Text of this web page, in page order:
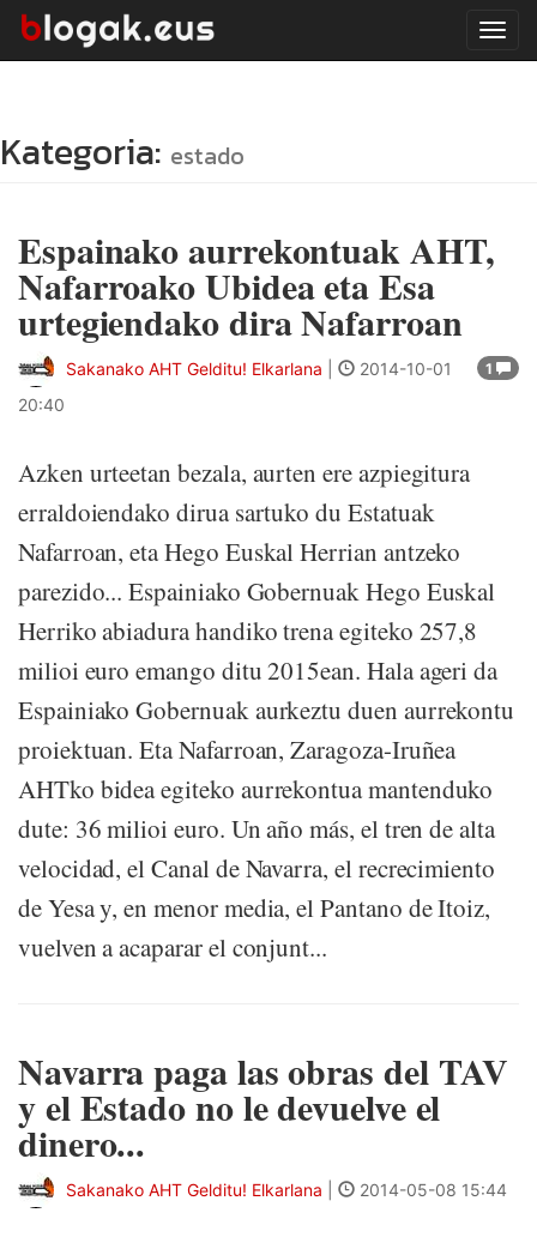
Kategoria: estado
Espainako aurrekontuak AHT,
Nafarroako Ubidea eta Esa
urtegiendako dira Nafarroan
1
Sakanako AHT Gelditu! Elkarlana
2014-10-01
20:40
Azken urteetan bezala, aurten ere azpiegitura
erraldoiendako dirua sartuko du Estatuak
Nafarroan, eta Hego Euskal Herrian antzeko
parezido... Espainiako Gobernuak Hego Euskal
Herriko abiadura handiko trena egiteko 257,8
milioi euro emango ditu 2015ean. Hala ageri da
Espainiako Gobernuak aurkeztu duen aurrekontu
proiektuan. Eta Nafarroan, Zaragoza-Iruñea
AHTko bidea egiteko aurrekontua mantenduko
dute: 36 milioi euro. Un año más, el tren de alta
velocidad, el Canal de Navarra, el recrecimiento
de Yesa y, en menor media, el Pantano de Itoiz,
vuelven a acaparar el conjunt...
Navarra paga las obras del TAV
y el Estado no le devuelve el
dinero...
Sakanako AHT Gelditu! Elkarlana 2014-05-08 15:44